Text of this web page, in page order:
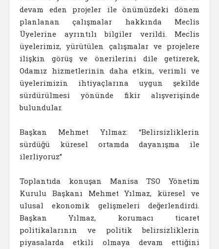
devam eden projeler ile önümüzdeki dönem
planlanan çalışmalar hakkında Meclis
Üyelerine ayrıntılı bilgiler verildi. Meclis
üyelerimiz, yürütülen çalışmalar ve projelere
ilişkin görüş ve önerilerini dile getirerek,
Odamız hizmetlerinin daha etkin, verimli ve
üyelerimizin ihtiyaçlarına uygun şekilde
sürdürülmesi yönünde fikir alışverişinde
bulundular.
Başkan Mehmet Yılmaz: “Belirsizliklerin
sürdüğü küresel ortamda dayanışma ile
ilerliyoruz”
Toplantıda konuşan Manisa TSO Yönetim
Kurulu Başkanı Mehmet Yılmaz, küresel ve
ulusal ekonomik gelişmeleri değerlendirdi.
Başkan Yılmaz, korumacı ticaret
politikalarının ve politik belirsizliklerin
piyasalarda etkili olmaya devam ettiğini